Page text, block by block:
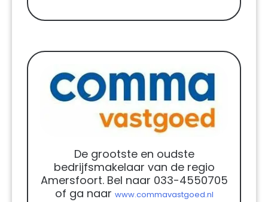
De grootste en oudste
bedrijfsmakelaar van de regio
Amersfoort. Bel naar 033-4550705
of ga naar www.commavastgoed.nl